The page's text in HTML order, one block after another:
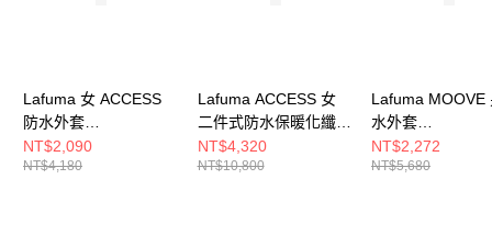
Lafuma 女 ACCESS
防水外套
LFV125329854
NT$2,090
NT$4,180
Lafuma ACCESS 女
二件式防水保暖化纖外
套 LFV123449289
NT$4,320
NT$10,800
Lafuma MOOVE
水外套
LFV118876766
NT$2,272
NT$5,680